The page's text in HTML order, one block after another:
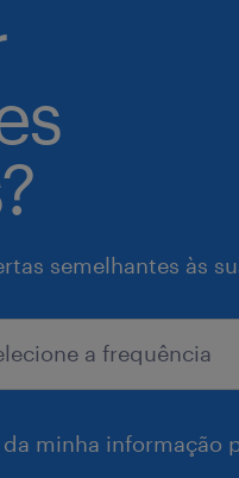
semelhantes às
minha informação